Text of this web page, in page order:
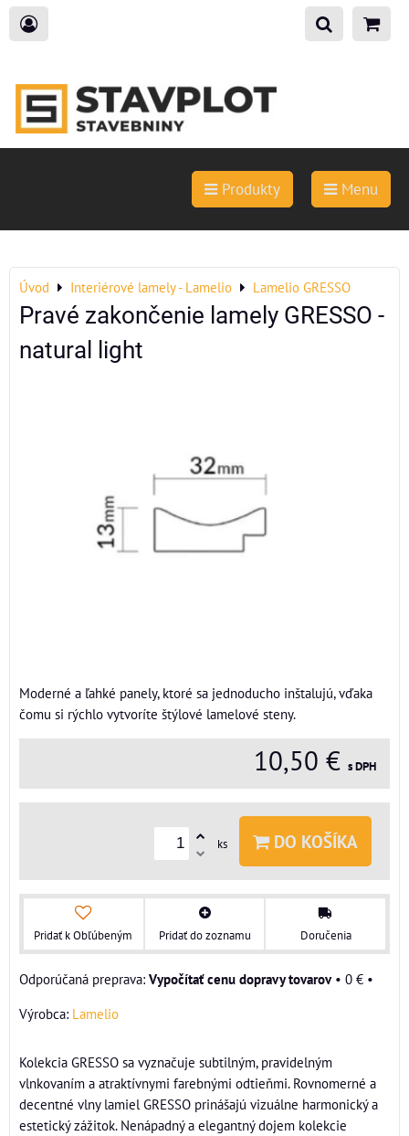
Produkty Menu
Úvod Interiérové lamely - Lamelio Lamelio GRESSO
Pravé zakončenie lamely GRESSO -
natural light
Moderné a ľahké panely, ktoré sa jednoducho inštalujú, vďaka
čomu si rýchlo vytvoríte štýlové lamelové steny.
10,50 € s DPH
ks DO KOŠÍKA
Pridať k Obľúbeným Pridať do zoznamu Doručenia
Vypočítať cenu dopravy tovarov• 0 € •
Výrobca: Lamelio
Kolekcia GRESSO sa vyznačuje subtilným, pravidelným
vlnkovaním a atraktívnymi farebnými odtieňmi. Rovnomerné a
decentné vlny lamiel GRESSO prinášajú vizuálne harmonický a
estetický zážitok. Nenápadný a elegantný dojem kolekcie